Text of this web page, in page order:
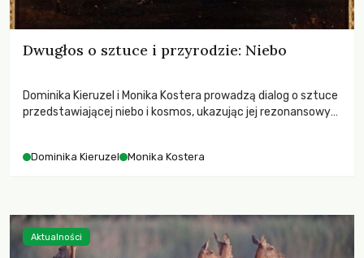
Dwugłos o sztuce i przyrodzie: Niebo
Dominika Kieruzel i Monika Kostera prowadzą dialog o sztuce
przedstawiającej niebo i kosmos, ukazując jej rezonansowy
Dominika Kieruzel Monika Kostera
Aktualności